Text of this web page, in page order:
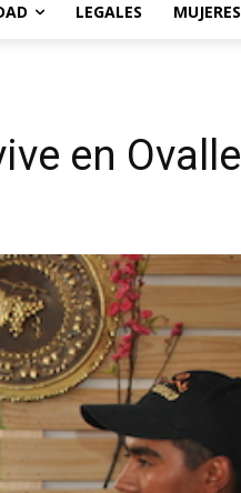
LEGALES MUJERES
en Ovalle